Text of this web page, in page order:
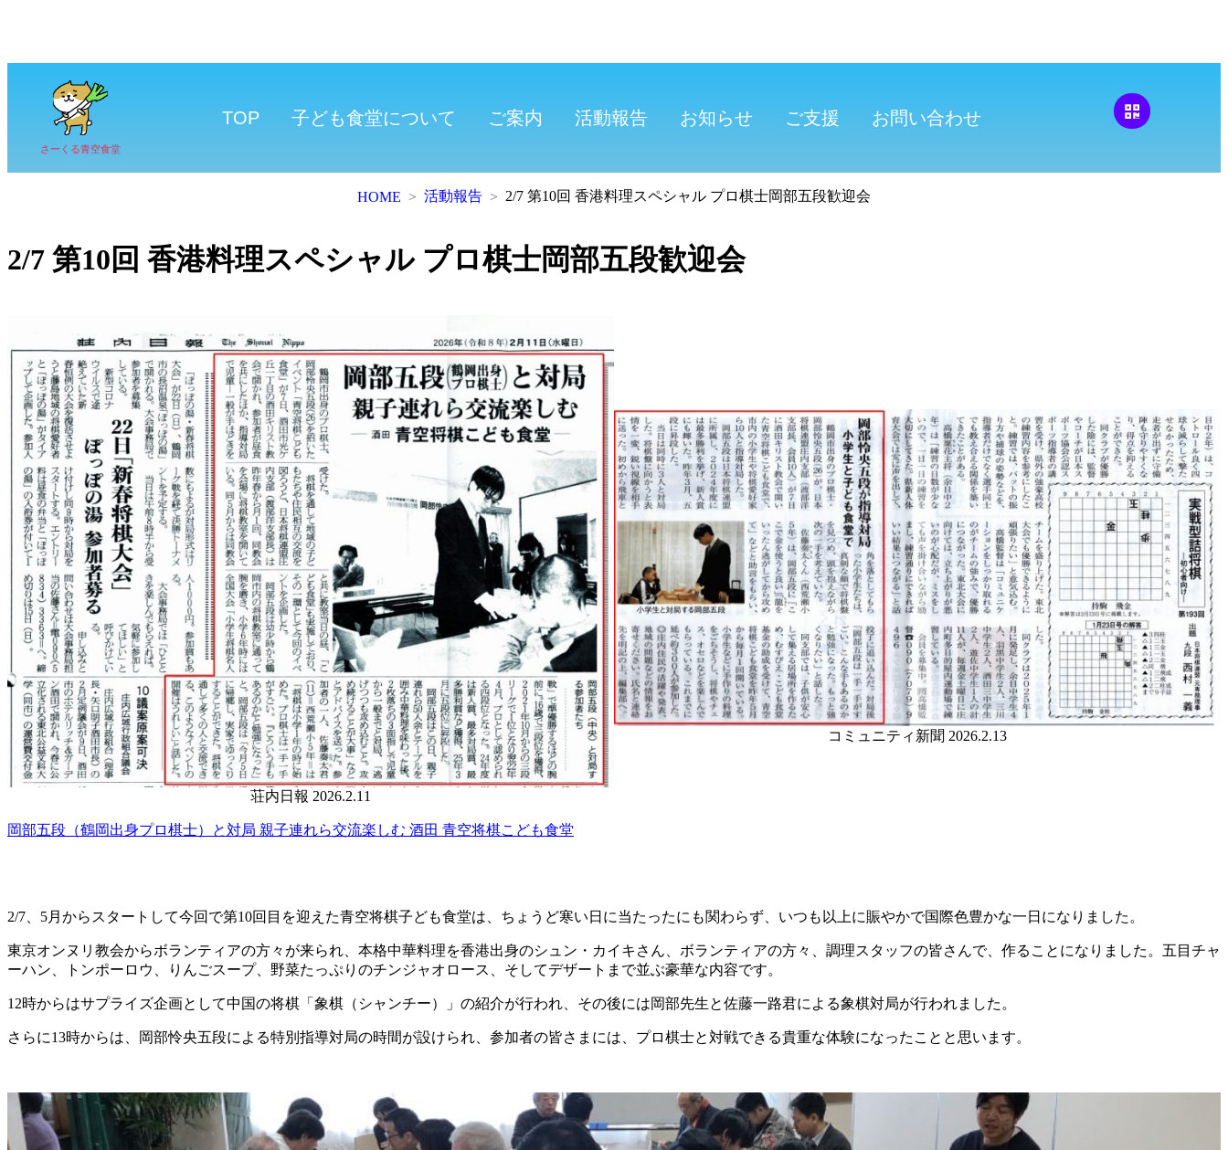
さーくる青空食堂
TOP 子ども食堂について ご案内 活動報告 お知らせ ご支援 お問い合わせ
HOME 活動報告 2/7 第10回 香港料理スペシャル プロ棋士岡部五段歓迎会
2/7 第10回 香港料理スペシャル プロ棋士岡部五段歓迎会
荘内日報 2026.2.11
岡部五段（鶴岡出身プロ棋士）と対局 親子連れら交流楽しむ 酒田 青空将棋こども食堂
コミュニティ新聞 2026.2.13
2/7、5月からスタートして今回で第10回目を迎えた青空将棋子ども食堂は、ちょうど寒い日に当たったにも関わらず、いつも以上に賑やかで国際色豊かな一日になりました。
東京オンヌリ教会からボランティアの方々が来られ、本格中華料理を香港出身のシュン・カイキさん、ボランティアの方々、調理スタッフの皆さんで、作ることになりました。五目チャ
ーハン、トンポーロウ、りんごスープ、野菜たっぷりのチンジャオロース、そしてデザートまで並ぶ豪華な内容です。
12時からはサプライズ企画として中国の将棋「象棋（シャンチー）」の紹介が行われ、その後には岡部先生と佐藤一路君による象棋対局が行われました。
さらに13時からは、岡部怜央五段による特別指導対局の時間が設けられ、参加者の皆さまには、プロ棋士と対戦できる貴重な体験になったことと思います。